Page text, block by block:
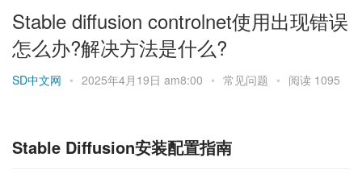
Stable diffusion controlnet使用出现错误
怎么办?解决方法是什么?
SD中文网 • 2025年4月19日 am8:00 • 常见问题 • 阅读 1095
Stable Diffusion安装配置指南